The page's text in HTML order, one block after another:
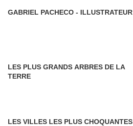
GABRIEL PACHECO - ILLUSTRATEUR
LES PLUS GRANDS ARBRES DE LA
TERRE
LES VILLES LES PLUS CHOQUANTES